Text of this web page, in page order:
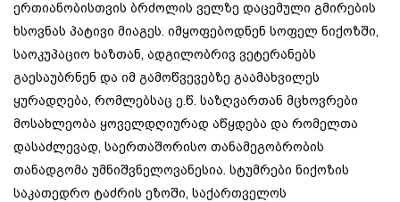
ერთიანობისთვის ბრძოლის ველზე დაცემული გმირების
ხსოვნას პატივი მიაგეს. იმყოფებოდნენ სოფელ ნიქოზში,
საოკუპაციო ხაზთან, ადგილობრივ ვეტერანებს
გაესაუბრნენ და იმ გამოწვევებზე გაამახვილეს
ყურადღება, რომლებსაც ე.წ. საზღვართან მცხოვრები
მოსახლეობა ყოველდღიურად აწყდება და რომელთა
დასაძლევად, საერთაშორისო თანამეგობრობის
თანადგომა უმნიშვნელოვანესია. სტუმრები ნიქოზის
საკათედრო ტაძრის ეზოში, საქართველოს